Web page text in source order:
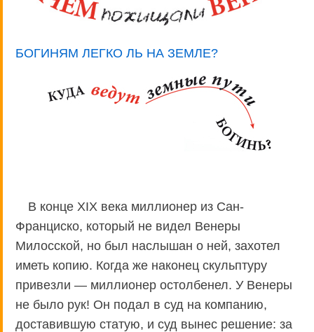
БОГИНЯМ ЛЕГКО ЛЬ НА ЗЕМЛЕ?
В конце XIX века миллионер из Сан-
Франциско, который не видел Венеры
Милосской, но был наслышан о ней, захотел
иметь копию. Когда же наконец скульптуру
привезли — миллионер остолбенел. У Венеры
не было рук! Он подал в суд на компанию,
доставившую статую, и суд вынес решение: за